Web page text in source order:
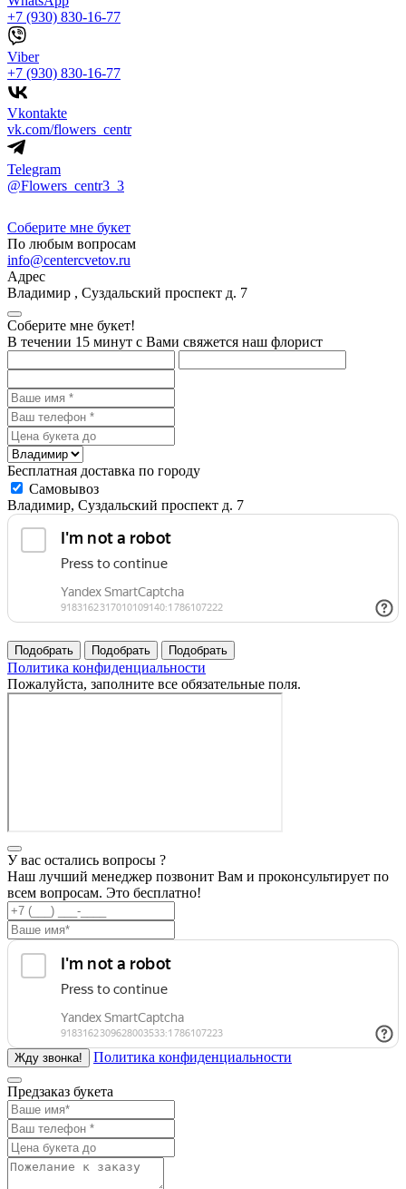
+7 (930) 830-16-77
Viber
+7 (930) 830-16-77
Vkontakte
vk.com/flowers_centr
Telegram
@Flowers_centr3_3
Соберите мне букет
По любым вопросам
info@centercvetov.ru
Адрес
Владимир , Суздальский проспект д. 7
Соберите мне букет!
В течении 15 минут с Вами свяжется наш флорист
Бесплатная доставка по городу
Самовывоз
Владимир, Суздальский проспект д. 7
Политика конфиденциальности
Пожалуйста, заполните все обязательные поля.
У вас остались вопросы ?
Наш лучший менеджер позвонит Вам и проконсультирует по
всем вопросам. Это бесплатно!
Политика конфиденциальности
Предзаказ букета